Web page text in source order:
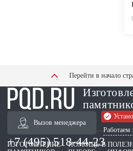
Перейти в начало
Вызов менеджера
+7 (495) 518-44-23
ИЗГОТОВЛЕНИЕ
ПОМОЩЬ В